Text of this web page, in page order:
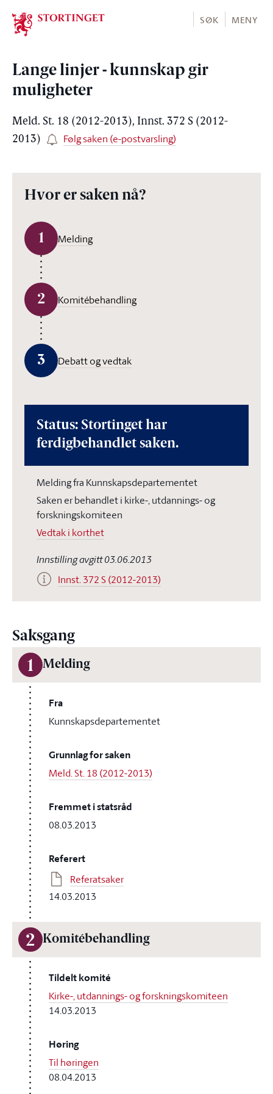
Stortinget.no
SØK MENY
Lange linjer - kunnskap gir
muligheter
Meld. St. 18 (2012-2013), Innst. 372 S (2012-
2013)
Følg saken (e-postvarsling)
Hvor er saken nå?
1 Melding
2 Komitébehandling
3 Debatt og vedtak
Status: Stortinget har
ferdigbehandlet saken.
Melding fra Kunnskapsdepartementet
Saken er behandlet i kirke-, utdannings- og
forskningskomiteen
Vedtak i korthet
Innstilling avgitt 03.06.2013
Innst. 372 S (2012-2013)
Saksgang
1 Melding
Fra
Kunnskapsdepartementet
Grunnlag for saken
Meld. St. 18 (2012-2013)
Fremmet i statsråd
08.03.2013
Referert
Referatsaker
14.03.2013
2 Komitébehandling
Tildelt komité
Kirke-, utdannings- og forskningskomiteen
14.03.2013
Høring
Til høringen
08.04.2013